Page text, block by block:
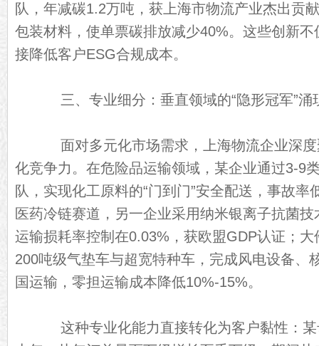
队，年减碳1.2万吨，获上海市物流产业杰出贡
包装材料，使单票碳排放减少40%。这些创新不
接降低客户ESG合规成本。
三、专业细分：垂直领域的“隐形冠军”涌
面对多元化市场需求，上海物流企业深度
化竞争力。在危险品运输领域，某企业通过3-9
队，实现化工原料的“门到门”安全配送，事故率
医药冷链赛道，另一企业采用纳米银离子抗菌
运输损耗率控制在0.03%，获欧盟GDP认证；
200吨级气垫车与超宽特种车，完成风电设备、
国运输，零担运输成本降低10%-15%。
这种专业化能力直接转化为客户黏性：某